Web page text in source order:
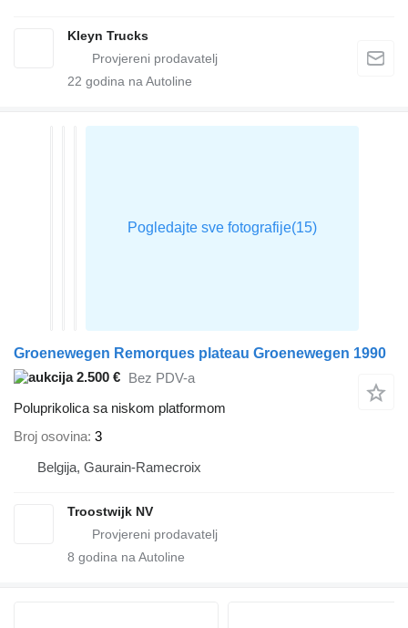
Kleyn Trucks
22 godina na Autoline
Groenewegen Remorques plateau Groenewegen 1990
2.500 € Bez PDV-a
Poluprikolica sa niskom platformom
Broj osovina 3
Belgija, Gaurain-Ramecroix
Troostwijk NV
8 godina na Autoline